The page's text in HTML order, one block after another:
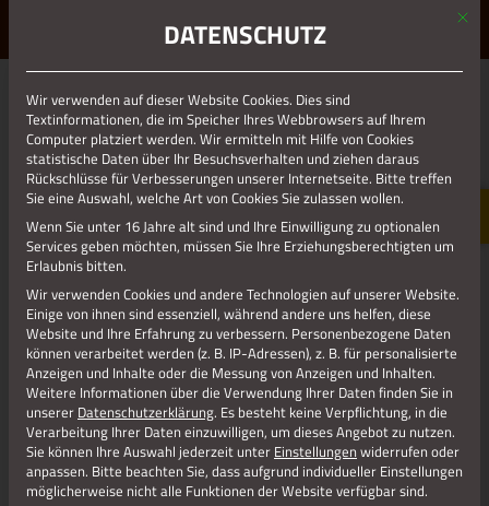
ERLEBE STOLBERG.ERLEBE DICH.
01.01.1970
KUNSTTOUR_VOGELSÄNGER
Vogelsänger, Rathaus, Pflanzkübel, Lied,
Mit
DATENSCHUTZ
Wir verwenden auf dieser Website Cookies. Dies sind
Textinformationen, die im Speicher Ihres Webbrowsers auf Ihrem
Computer platziert werden. Wir ermitteln mit Hilfe von Cookies
statistische Daten über Ihr Besuchsverhalten und ziehen daraus
Rückschlüsse für Verbesserungen unserer Internetseite. Bitte treffen
Sie eine Auswahl, welche Art von Cookies Sie zulassen wollen.
Wenn Sie unter 16 Jahre alt sind und Ihre Einwilligung zu optionalen
Services geben möchten, müssen Sie Ihre Erziehungsberechtigten um
Erlaubnis bitten.
Wir verwenden Cookies und andere Technologien auf unserer Website.
Einige von ihnen sind essenziell, während andere uns helfen, diese
Website und Ihre Erfahrung zu verbessern. Personenbezogene Daten
können verarbeitet werden (z. B. IP-Adressen), z. B. für personalisierte
Anzeigen und Inhalte oder die Messung von Anzeigen und Inhalten.
Weitere Informationen über die Verwendung Ihrer Daten finden Sie in
unserer Datenschutzerklärung. Es besteht keine Verpflichtung, in die
Verarbeitung Ihrer Daten einzuwilligen, um dieses Angebot zu nutzen.
Sie können Ihre Auswahl jederzeit unter Einstellungen widerrufen oder
anpassen. Bitte beachten Sie, dass aufgrund individueller Einstellungen
möglicherweise nicht alle Funktionen der Website verfügbar sind.